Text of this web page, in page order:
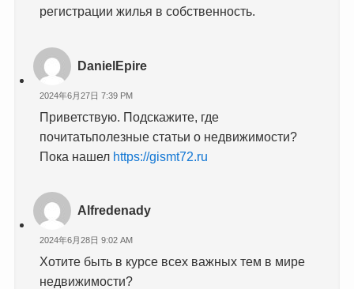
регистрации жилья в собственность.
DanielEpire
2024年6月27日 7:39 PM
Приветствую. Подскажите, где
почитатьполезные статьи о недвижимости?
Пока нашел https://gismt72.ru
Alfredenady
2024年6月28日 9:02 AM
Хотите быть в курсе всех важных тем в мире
недвижимости?